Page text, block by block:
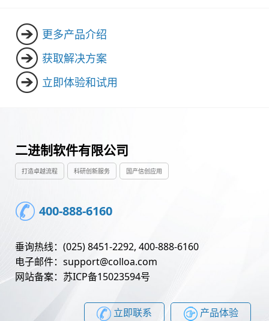
更多产品介绍
获取解决方案
立即体验和试用
二进制软件有限公司
打造卓越流程 科研创新服务 国产信创应用
400-888-6160
垂询热线：(025) 8451-2292, 400-888-6160
电子邮件：support@colloa.com
网站备案：苏ICP备15023594号
立即联系 产品体验